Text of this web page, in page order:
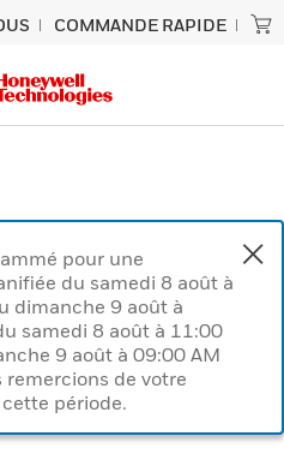
COMMANDE RAPIDE
pour une
du samedi 8 août à
dimanche 9 août à
samedi 8 août à 11:00
9 août à 09:00 AM
remercions de votre
période.